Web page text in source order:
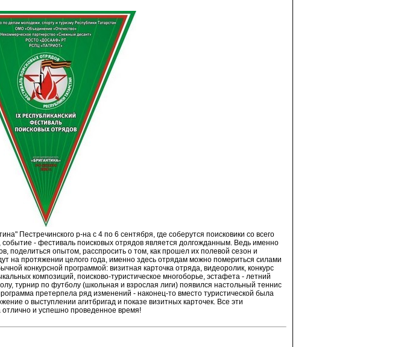
Пестречинского р-на с 4 по 6 сентября, где соберутся поисковики со всего
- фестиваль поисковых отрядов является долгожданным. Ведь именно
поделиться опытом, расспросить о том, как прошел их полевой сезон и
на протяжении целого года, именно здесь отрядам можно помериться силами
конкурсной программой: визитная карточка отряда, видеоролик, конкурс
композиций, поисково-туристическое многоборье, эстафета - летний
турнир по футболу (школьная и взрослая лиги) появился настольный теннис
претерпела ряд изменений - наконец-то вместо туристической была
о выступлении агитбригад и показе визитных карточек. Все эти
и успешно проведенное время!